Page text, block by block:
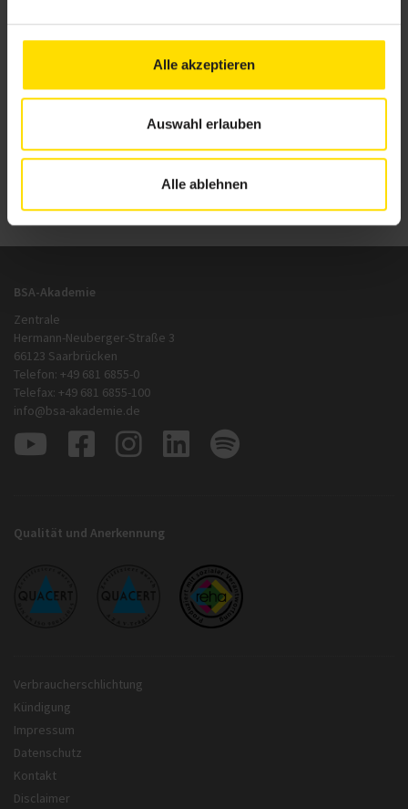
Alle akzeptieren
Auswahl erlauben
Alle ablehnen
bewusst, dass durch den Widerruf der Einwilligung die Rechtmäßigkeit der
aufgrund der Einwilligung bis zum Widerruf erfolgten Verarbeitung nicht
Datenschutzhinweisehabe ich zur Kenntnis genommen.
Bitte füllen Sie alle Felder, die mit einem Stern (*) markiert sind, aus.
BSA-Akademie
Zentrale
Hermann-Neuberger-Straße 3
66123 Saarbrücken
Telefon: +49 681 6855-0
Telefax: +49 681 6855-100
info@bsa-akademie.de
Qualität und Anerkennung
Verbraucherschlichtung
Kündigung
Impressum
Datenschutz
Kontakt
Disclaimer